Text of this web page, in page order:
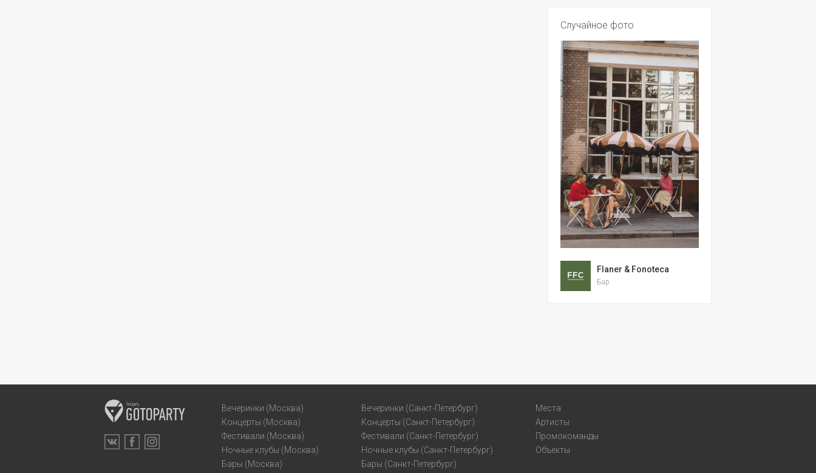
Случайное фото
Flaner & Fonoteca
Бар
Вечеринки (Москва)
Концерты (Москва)
Фестивали (Москва)
Ночные клубы (Москва)
Бары (Москва)
Вечеринки (Санкт-Петербург)
Концерты (Санкт-Петербург)
Фестивали (Санкт-Петербург)
Ночные клубы (Санкт-Петербург)
Бары (Санкт-Петербург)
Места
Артисты
Промокоманды
Объекты